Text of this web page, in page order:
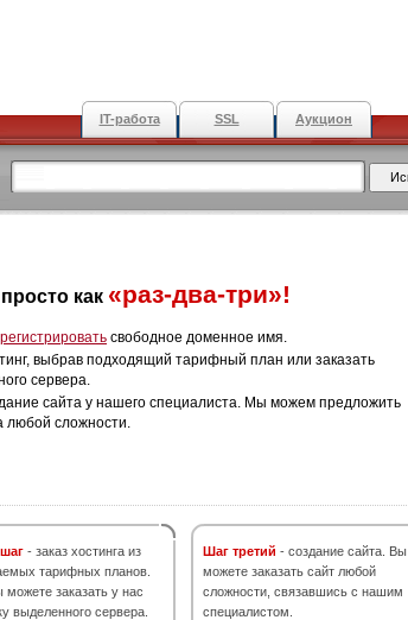
IT-работа SSL Аукцион
как «раз-два-три»!
свободное доменное имя.
выбрав подходящий тарифный план или заказать
сервера.
сайта у нашего специалиста. Мы можем предложить
любой сложности.
- заказ хостинга из
тарифных планов.
можете заказать у нас
выделенного сервера.
Шаг третий - создание сайта. Вы
можете заказать сайт любой
сложности, связавшись с нашим
специалистом.